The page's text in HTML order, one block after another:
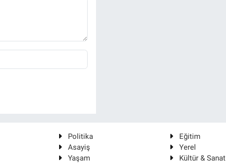
Politika
Eğitim
Asayiş
Yerel
Yaşam
Kültür & Sanat